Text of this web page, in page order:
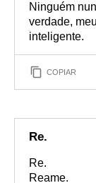
Ninguém
verdade,
inteligente.
COPIAR
Re.
Re.
Reame.